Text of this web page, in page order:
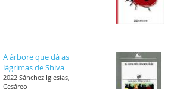
A árbore que dá as
lágrimas de Shiva
2022 Sánchez Iglesias,
Cesáreo